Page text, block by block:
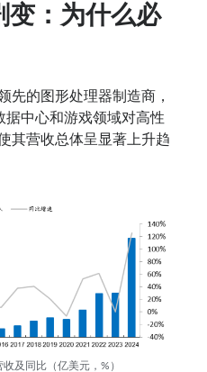
变：为什么必
先的图形处理器制造商，
中心和游戏领域对高性
其营收总体呈显著上升趋
及同比（亿美元，%）